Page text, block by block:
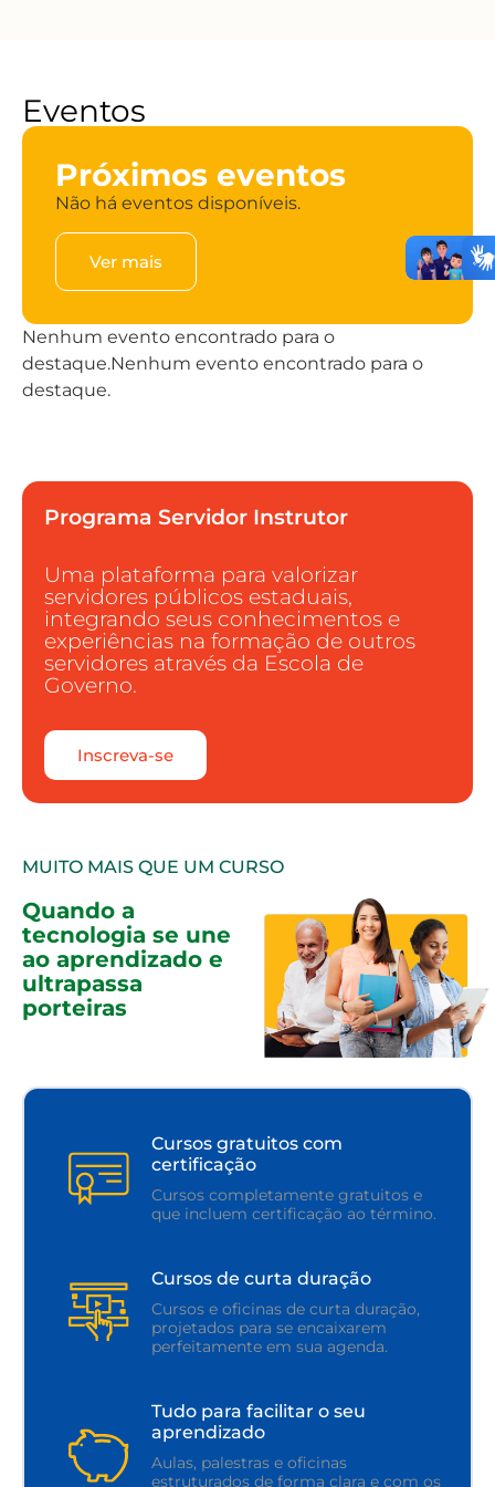
Eventos
Próximos eventos
Não há eventos disponíveis.
Ver mais
Nenhum evento encontrado para o
destaque.Nenhum evento encontrado para o
destaque.
Programa Servidor Instrutor
Uma plataforma para valorizar
servidores públicos estaduais,
integrando seus conhecimentos e
experiências na formação de outros
servidores através da Escola de
Governo.
Inscreva-se
MUITO MAIS QUE UM CURSO
Quando a
tecnologia se une
ao aprendizado e
ultrapassa
porteiras
Cursos gratuitos com
certificação
Cursos completamente gratuitos e
que incluem certificação ao término.
Cursos de curta duração
Cursos e oficinas de curta duração,
projetados para se encaixarem
perfeitamente em sua agenda.
Tudo para facilitar o seu
aprendizado
Aulas, palestras e oficinas
estruturados de forma clara e com os